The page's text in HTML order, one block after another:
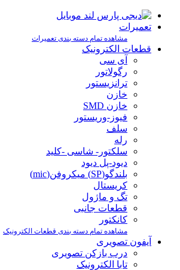
تعمیرات
مشاهده تمام دسته بندی تعمیرات
قطعات الکترونیک
آی سی
رگولاتور
ترانزیستور
خازن
خازن SMD
فیوز-وریستور
سلف
رله
سلکتور- شاسی -کلید
دیود-پل دیود
بلندگو(SP) میکروفن(mic)
کریستال
تگ و ماژول
قطعات جانبی
کانکتور
مشاهده تمام دسته بندی قطعات الکترونیک
آیفون تصویری
درب بازکن تصویری
تابا الکترونیک